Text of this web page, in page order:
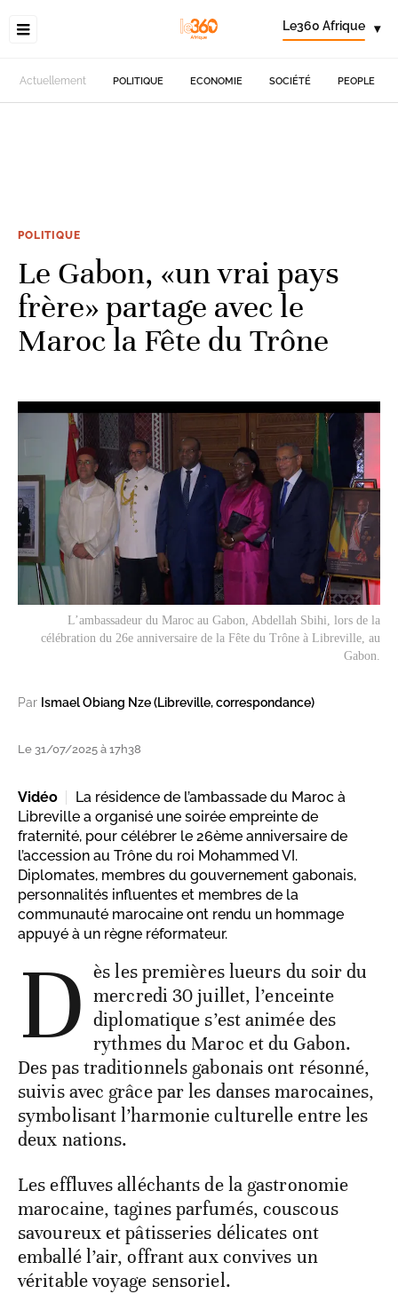
Le360 Afrique ▾
Actuellement POLITIQUE ECONOMIE SOCIÉTÉ PEOPLE
POLITIQUE
Le Gabon, «un vrai pays
frère» partage avec le
Maroc la Fête du Trône
L’ambassadeur du Maroc au Gabon, Abdellah Sbihi, lors de la
célébration du 26e anniversaire de la Fête du Trône à Libreville, au
Gabon.
Par Ismael Obiang Nze (Libreville, correspondance)
Le 31/07/2025 à 17h38
Vidéo
La résidence de l’ambassade du Maroc à
Libreville a organisé une soirée empreinte de
fraternité, pour célébrer le 26ème anniversaire de
l’accession au Trône du roi Mohammed VI.
Diplomates, membres du gouvernement gabonais,
personnalités influentes et membres de la
communauté marocaine ont rendu un hommage
appuyé à un règne réformateur.
D ès les premières lueurs du soir du
mercredi 30 juillet, l’enceinte
diplomatique s’est animée des
rythmes du Maroc et du Gabon.
Des pas traditionnels gabonais ont résonné,
suivis avec grâce par les danses marocaines,
symbolisant l’harmonie culturelle entre les
deux nations.
Les effluves alléchants de la gastronomie
marocaine, tagines parfumés, couscous
savoureux et pâtisseries délicates ont
emballé l’air, offrant aux convives un
véritable voyage sensoriel.